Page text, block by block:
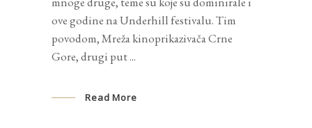
ove godine na Underhill festivalu. Tim
povodom, Mreža kinoprikazivača Crne
Gore, drugi put
Read More